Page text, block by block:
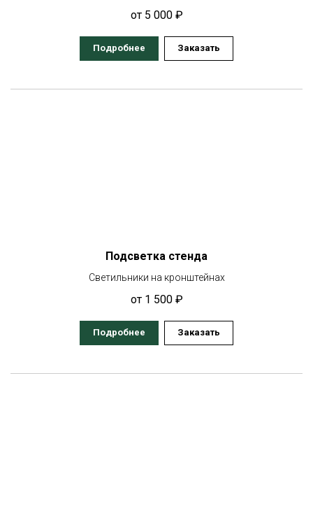
от 5 000 ₽
Подробнее Заказать
Подсветка стенда
Светильники на кронштейнах
от 1 500 ₽
Подробнее Заказать